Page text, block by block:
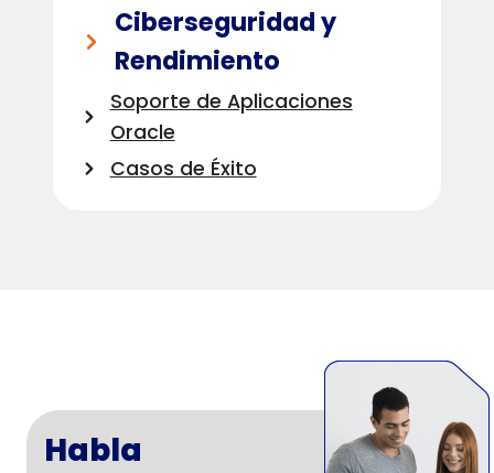
Ciberseguridad y
Rendimiento
Soporte de Aplicaciones
Oracle
Casos de Éxito
Habla